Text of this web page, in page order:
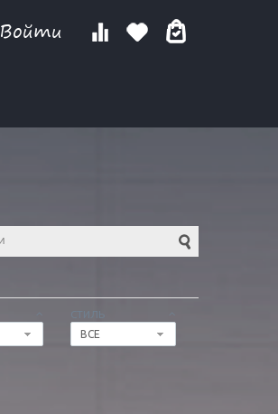
Войти
СТИЛЬ
ВСЕ